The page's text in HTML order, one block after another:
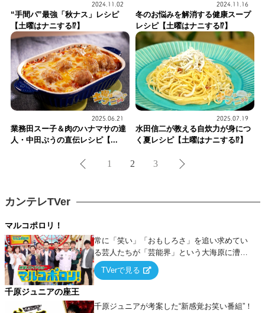
2024.11.02
“手間パ”最強「秋ナス」レシピ
【土曜はナニする⁉】
2024.11.16
冬のお悩みを解消する健康スープ
レシピ【土曜はナニする⁉】
2025.06.21
業務田スー子＆肉のハナマサの達
人・中田ぷうの直伝レシピ【...
2025.07.19
水田信二が教える自炊力が身につ
く夏レシピ【土曜はナニする⁉】
1 2 3
カンテレTVer
マルコポロリ！
常に「笑い」「おもしろさ」を追い求めてい
る芸人たちが「芸能界」という大海原に漕ぎ
出でて、新たなオモシロ人間を発掘する！
TVerで見る
千原ジュニアの座王
千原ジュニアが考案した“新感覚お笑い番組”！